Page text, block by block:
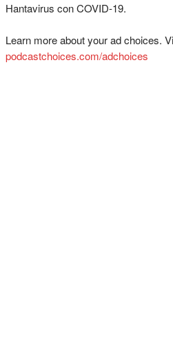
Hantavirus con COVID-19.
Learn more about your ad choices.
podcastchoices.com/adchoices